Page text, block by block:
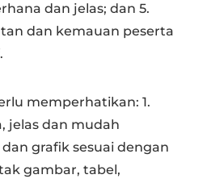
dan jelas; dan 5.
dan kemauan peserta
memperhatikan: 1.
jelas dan mudah
grafik sesuai dengan
gambar, tabel,